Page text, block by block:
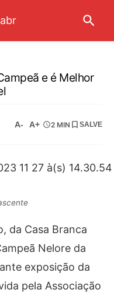
e é Melhor
A- A+ 2 MIN SALVE
da Casa Branca
Nelore da
exposição da
pela Associação